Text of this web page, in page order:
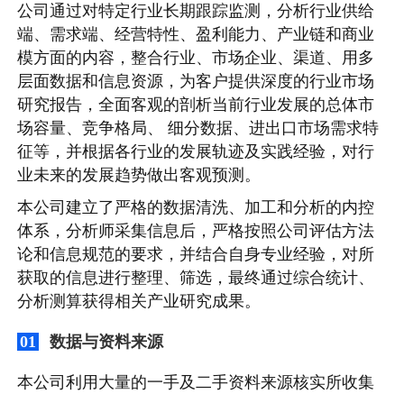
公司通过对特定行业长期跟踪监测，分析行业供给
端、需求端、经营特性、盈利能力、产业链和商业
模方面的内容，整合行业、市场企业、渠道、用多
层面数据和信息资源，为客户提供深度的行业市场
研究报告，全面客观的剖析当前行业发展的总体市
场容量、竞争格局、 细分数据、进出口市场需求特
征等，并根据各行业的发展轨迹及实践经验，对行
业未来的发展趋势做出客观预测。
本公司建立了严格的数据清洗、加工和分析的内控
体系，分析师采集信息后，严格按照公司评估方法
论和信息规范的要求，并结合自身专业经验，对所
获取的信息进行整理、筛选，最终通过综合统计、
分析测算获得相关产业研究成果。
01 数据与资料来源
本公司利用大量的一手及二手资料来源核实所收集